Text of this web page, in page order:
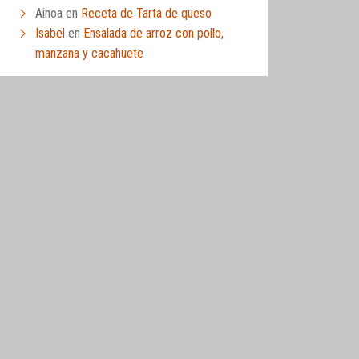
Ainoa en Receta de Tarta de queso
Isabel en Ensalada de arroz con pollo,
manzana y cacahuete